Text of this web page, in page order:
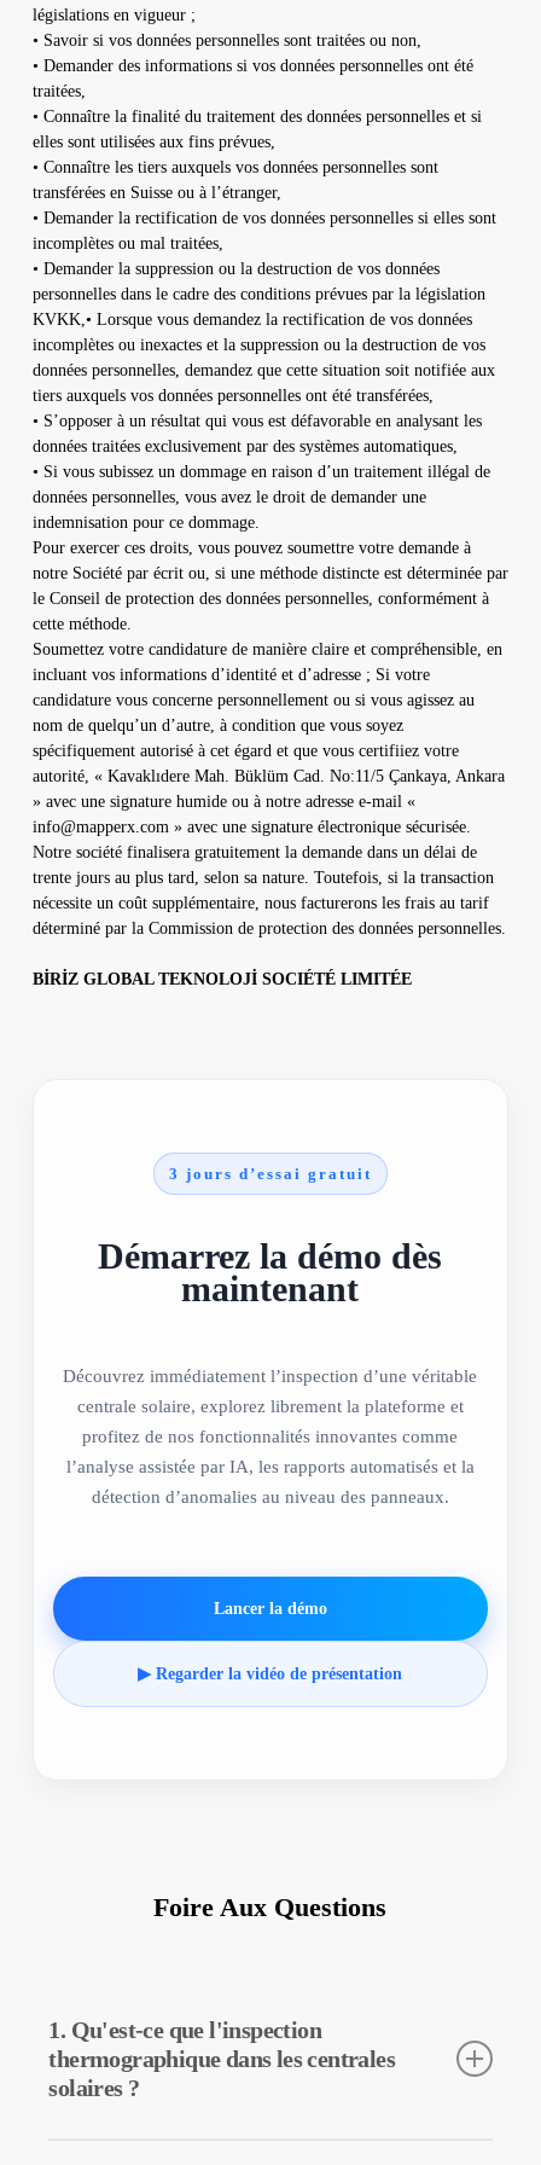
législations en vigueur ;
• Savoir si vos données personnelles sont traitées ou non,
• Demander des informations si vos données personnelles ont été
traitées,
• Connaître la finalité du traitement des données personnelles et si
elles sont utilisées aux fins prévues,
• Connaître les tiers auxquels vos données personnelles sont
transférées en Suisse ou à l’étranger,
• Demander la rectification de vos données personnelles si elles sont
incomplètes ou mal traitées,
• Demander la suppression ou la destruction de vos données
personnelles dans le cadre des conditions prévues par la législation
KVKK,• Lorsque vous demandez la rectification de vos données
incomplètes ou inexactes et la suppression ou la destruction de vos
données personnelles, demandez que cette situation soit notifiée aux
tiers auxquels vos données personnelles ont été transférées,
• S’opposer à un résultat qui vous est défavorable en analysant les
données traitées exclusivement par des systèmes automatiques,
• Si vous subissez un dommage en raison d’un traitement illégal de
données personnelles, vous avez le droit de demander une
indemnisation pour ce dommage.
Pour exercer ces droits, vous pouvez soumettre votre demande à
notre Société par écrit ou, si une méthode distincte est déterminée par
le Conseil de protection des données personnelles, conformément à
cette méthode.
Soumettez votre candidature de manière claire et compréhensible, en
incluant vos informations d’identité et d’adresse ; Si votre
candidature vous concerne personnellement ou si vous agissez au
nom de quelqu’un d’autre, à condition que vous soyez
spécifiquement autorisé à cet égard et que vous certifiiez votre
autorité, « Kavaklıdere Mah. Büklüm Cad. No:11/5 Çankaya, Ankara
» avec une signature humide ou à notre adresse e-mail «
info@mapperx.com» avec une signature électronique sécurisée.
Notre société finalisera gratuitement la demande dans un délai de
trente jours au plus tard, selon sa nature. Toutefois, si la transaction
nécessite un coût supplémentaire, nous facturerons les frais au tarif
déterminé par la Commission de protection des données personnelles.
BİRİZ GLOBAL TEKNOLOJİ SOCIÉTÉ LIMITÉE
3 jours d’essai gratuit
Démarrez la démo dès
maintenant
Découvrez immédiatement l’inspection d’une véritable
centrale solaire, explorez librement la plateforme et
profitez de nos fonctionnalités innovantes comme
l’analyse assistée par IA, les rapports automatisés et la
détection d’anomalies au niveau des panneaux.
Lancer la démo
▶ Regarder la vidéo de présentation
Foire Aux Questions
1. Qu'est-ce que l'inspection
thermographique dans les centrales
solaires ?